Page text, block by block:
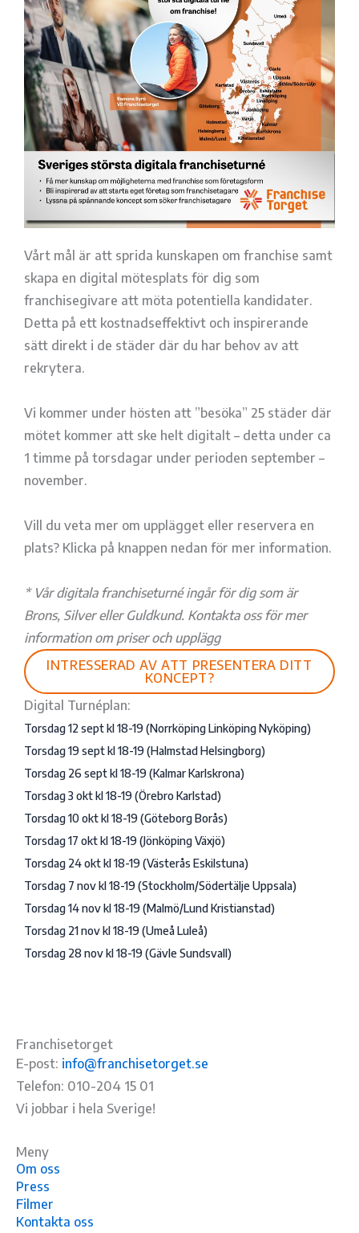
Vårt mål är att sprida kunskapen om franchise samt
skapa en digital mötesplats för dig som
franchisegivare att möta potentiella kandidater.
Detta på ett kostnadseffektivt och inspirerande
sätt direkt i de städer där du har behov av att
rekrytera.
Vi kommer under hösten att ”besöka” 25 städer där
mötet kommer att ske helt digitalt – detta under ca
1 timme på torsdagar under perioden september –
november.
Vill du veta mer om upplägget eller reservera en
plats? Klicka på knappen nedan för mer information.
* Vår digitala franchiseturné ingår för dig som är
Brons, Silver eller Guldkund. Kontakta oss för mer
information om priser och upplägg
INTRESSERAD AV ATT PRESENTERA DITT
KONCEPT?
Digital Turnéplan:
Torsdag 12 sept kl 18-19 (Norrköping Linköping Nyköping)
Torsdag 19 sept kl 18-19 (Halmstad Helsingborg)
‌Torsdag 26 sept kl 18-19 (Kalmar Karlskrona)
Torsdag 3 okt kl 18-19 (Örebro Karlstad)
Torsdag 10 okt kl 18-19 (Göteborg Borås)
‌Torsdag 17 okt kl 18-19 (Jönköping Växjö)
Torsdag 24 okt kl 18-19 (Västerås Eskilstuna)
‌Torsdag 7 nov kl 18-19 (Stockholm/Södertälje Uppsala)
‌Torsdag 14 nov kl 18-19 (Malmö/Lund Kristianstad)
Torsdag 21 nov kl 18-19 (‌Umeå Luleå)
Torsdag 28 nov kl 18-19 (‌Gävle Sundsvall)
Franchisetorget
E-post: info@franchisetorget.se
Telefon: 010-204 15 01
Vi jobbar i hela Sverige!
Meny
Om oss
Press
Filmer
Kontakta oss